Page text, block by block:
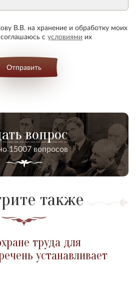
В.В. на хранение и обработку моих
с условиями их
Отправить
вопрос
15007 вопросов
также
труда для
устанавливает